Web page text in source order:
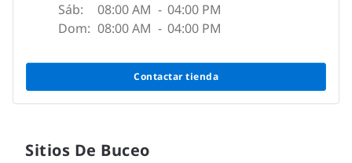
Sáb:
08:00 AM - 04:00 PM
Dom: 08:00 AM - 04:00 PM
Contactar tienda
Sitios De Buceo